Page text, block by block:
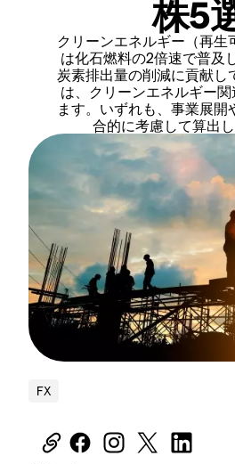
株5
クリーンエネルギー（再生
は化石燃料の2倍速で普及
炭素排出量の削減に貢献し
は、クリーンエネルギー
ます。いずれも、事業展開
合的に考慮して算出し
FX